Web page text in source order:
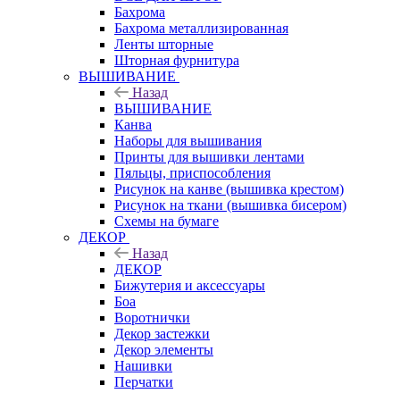
Бахрома
Бахрома металлизированная
Ленты шторные
Шторная фурнитура
ВЫШИВАНИЕ
Назад
ВЫШИВАНИЕ
Канва
Наборы для вышивания
Принты для вышивки лентами
Пяльцы, приспособления
Рисунок на канве (вышивка крестом)
Рисунок на ткани (вышивка бисером)
Схемы на бумаге
ДЕКОР
Назад
ДЕКОР
Бижутерия и аксессуары
Боа
Воротнички
Декор застежки
Декор элементы
Нашивки
Перчатки